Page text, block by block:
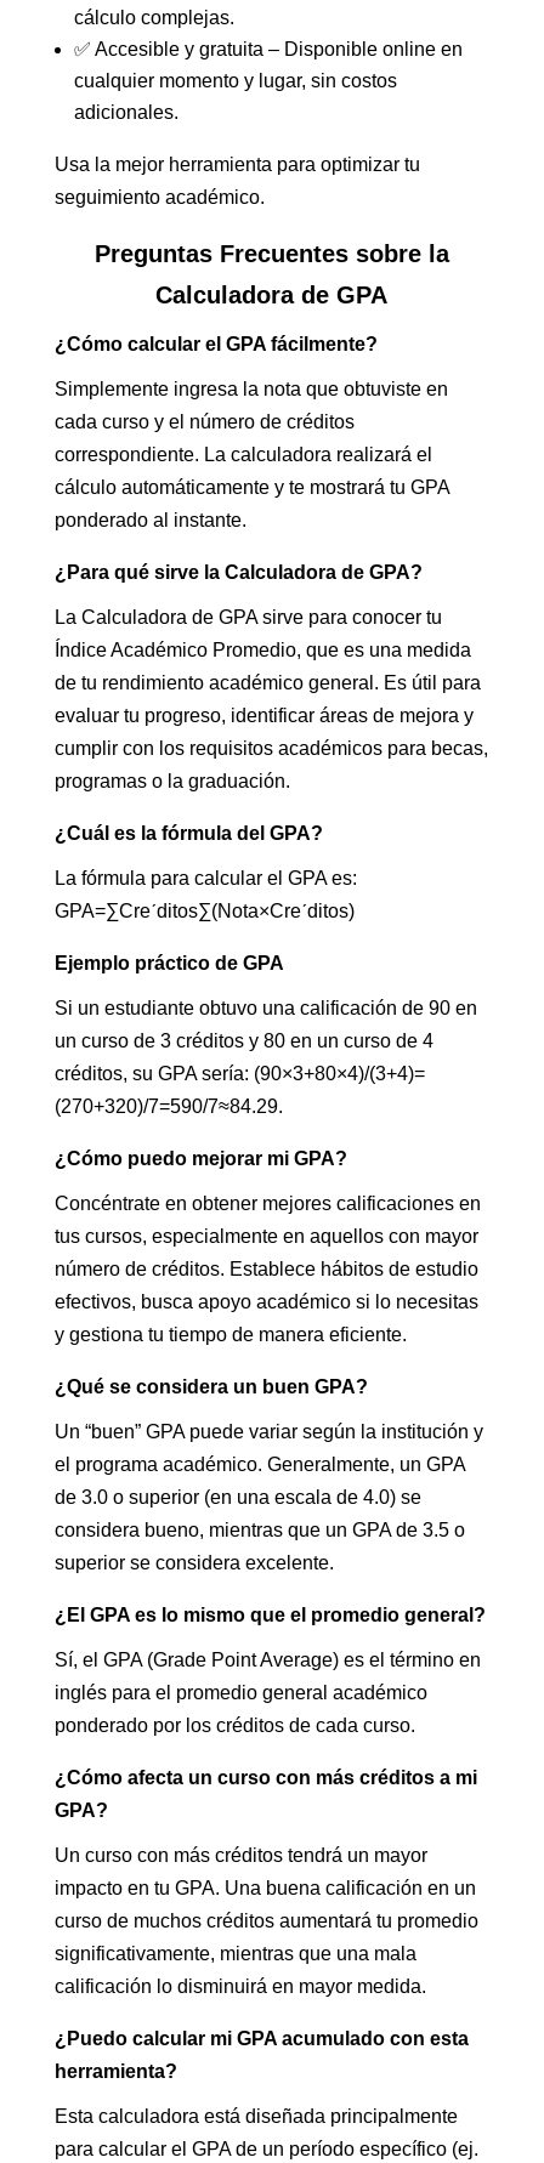
cálculo complejas.
✅ Accesible y gratuita – Disponible online en
cualquier momento y lugar, sin costos
adicionales.
Usa la mejor herramienta para optimizar tu
seguimiento académico.
Preguntas Frecuentes sobre la
Calculadora de GPA
¿Cómo calcular el GPA fácilmente?
Simplemente ingresa la nota que obtuviste en
cada curso y el número de créditos
correspondiente. La calculadora realizará el
cálculo automáticamente y te mostrará tu GPA
ponderado al instante.
¿Para qué sirve la Calculadora de GPA?
La Calculadora de GPA sirve para conocer tu
Índice Académico Promedio, que es una medida
de tu rendimiento académico general. Es útil para
evaluar tu progreso, identificar áreas de mejora y
cumplir con los requisitos académicos para becas,
programas o la graduación.
¿Cuál es la fórmula del GPA?
La fórmula para calcular el GPA es:
GPA=∑Creˊditos∑(Nota×Creˊditos)​
Ejemplo práctico de GPA
Si un estudiante obtuvo una calificación de 90 en
un curso de 3 créditos y 80 en un curso de 4
créditos, su GPA sería: (90×3+80×4)/(3+4)=
(270+320)/7=590/7≈84.29.
¿Cómo puedo mejorar mi GPA?
Concéntrate en obtener mejores calificaciones en
tus cursos, especialmente en aquellos con mayor
número de créditos. Establece hábitos de estudio
efectivos, busca apoyo académico si lo necesitas
y gestiona tu tiempo de manera eficiente.
¿Qué se considera un buen GPA?
Un “buen” GPA puede variar según la institución y
el programa académico. Generalmente, un GPA
de 3.0 o superior (en una escala de 4.0) se
considera bueno, mientras que un GPA de 3.5 o
superior se considera excelente.
¿El GPA es lo mismo que el promedio general?
Sí, el GPA (Grade Point Average) es el término en
inglés para el promedio general académico
ponderado por los créditos de cada curso.
¿Cómo afecta un curso con más créditos a mi
GPA?
Un curso con más créditos tendrá un mayor
impacto en tu GPA. Una buena calificación en un
curso de muchos créditos aumentará tu promedio
significativamente, mientras que una mala
calificación lo disminuirá en mayor medida.
¿Puedo calcular mi GPA acumulado con esta
herramienta?
Esta calculadora está diseñada principalmente
para calcular el GPA de un período específico (ej.